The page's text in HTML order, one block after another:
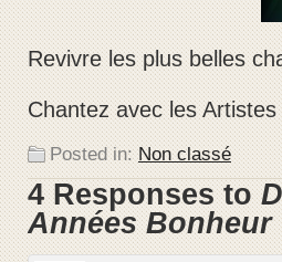
Revivre les plus belles
Chantez avec les Artistes
Posted in:Non classé
4 Responses to
Années Bonheur